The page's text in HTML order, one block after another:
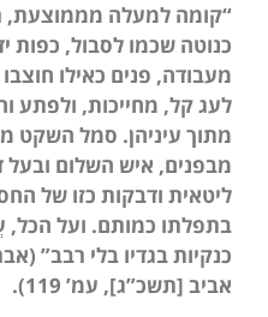
“קומה למעלה מממוצעת,
כנוטה שכמו לסבול, כפות
מעבודה, פנים כאילו
לעג קל, מחייכות, ולפתע
מתוך עיניהן. סמל השקט
מבפנים, איש השלום ובעל
ליטאית ודבקות כזו של
בתפלתו כמותם. ועל הכל,
כנקיות בגדיו בלי רבב”
אביב [תשכ”ג], עמ’ 119).